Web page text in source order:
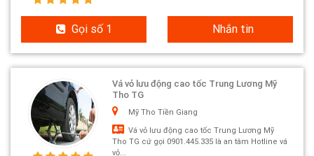
Gọi số 1 Nhắn tin
Vá vỏ lưu động cao tốc Trung Lương Mỹ
Tho TG
Mỹ Tho Tiền Giang
Vá vỏ lưu động cao tốc Trung Lương Mỹ
Tho TG cứ gọi 0901.445.335 là an tâm Hotline vá
vỏ...